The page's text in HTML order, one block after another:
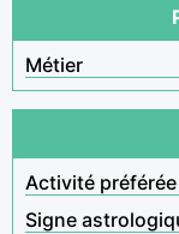
Métier
Activité préférée
Signe